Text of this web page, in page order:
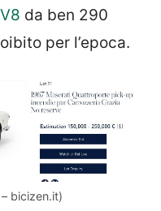
da ben 290
per l’epoca.
bicizen.it)